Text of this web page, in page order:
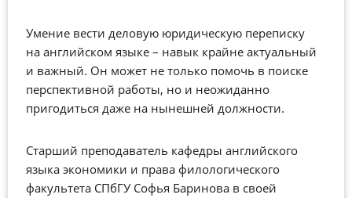
Умение вести деловую юридическую переписку
на английском языке – навык крайне актуальный
и важный. Он может не только помочь в поиске
перспективной работы, но и неожиданно
пригодиться даже на нынешней должности.
Старший преподаватель кафедры английского
языка экономики и права филологического
факультета СПбГУ Софья Баринова в своей